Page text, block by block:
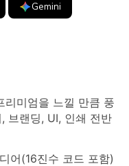
Gemini
미엄을 느낄 만큼 풍
브랜딩, UI, 인쇄 전반
어(16진수 코드 포함)